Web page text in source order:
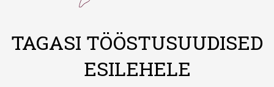
TAGASI TÖÖSTUSUUDISED
ESILEHELE